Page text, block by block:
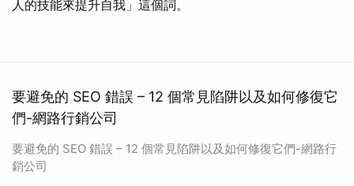
人的技能來提升自我」這個詞。
要避免的 SEO 錯誤 – 12 個常見陷阱以及如何修復它
們-網路行銷公司
要避免的 SEO 錯誤 – 12 個常見陷阱以及如何修復它們-網路行
銷公司